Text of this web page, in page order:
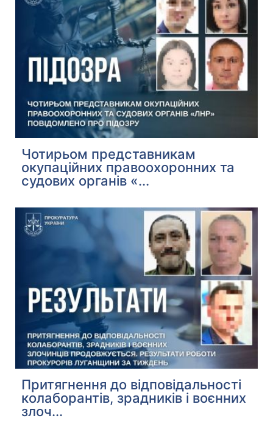
Чотирьом представникам
окупаційних правоохоронних та
судових органів «...
Притягнення до відповідальності
колаборантів, зрадників і воєнних
злоч...